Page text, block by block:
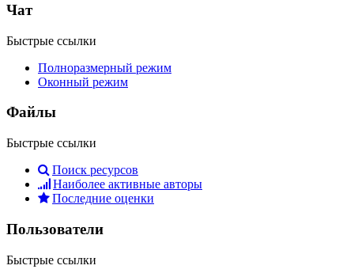
Чат
Быстрые ссылки
Полноразмерный режим
Оконный режим
Файлы
Быстрые ссылки
Поиск ресурсов
Наиболее активные авторы
Последние оценки
Пользователи
Быстрые ссылки